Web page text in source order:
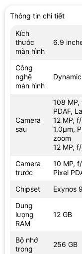
Thông tin chi tiết
Kích
thước
màn hình
6.9
Công
nghệ
màn hình
Camera
sau
108 MP,
PDAF,
12 MP,
1.0µm,
zoom
12 MP,
Camera
trước
10 MP,
Pixel
Chipset
Exynos
Dung
lượng
RAM
12 GB
Bộ nhớ
trong
256 GB